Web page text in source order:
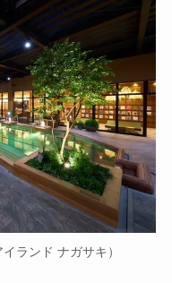
ランド ナガサキ）